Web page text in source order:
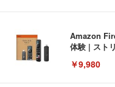
Amazon
体験 | スト
￥9,980